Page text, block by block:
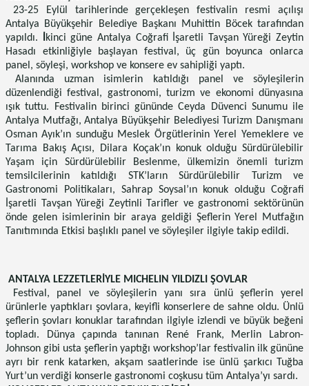
23-25 Eylül tarihlerinde gerçekleşen festivalin resmi açılışı
Antalya Büyükşehir Belediye Başkanı Muhittin Böcek tarafından
yapıldı.
kinci güne Antalya Coğrafi İşaretli Tavşan Yüreği Zeytin
Hasadı etkinliğiyle başlayan festival, üç gün boyunca onlarca
panel, söyleşi, workshop ve konsere ev sahipliği yaptı.
Alanında uzman isimlerin katıldığı panel ve söyleşilerin
düzenlendiği festival, gastronomi, turizm ve ekonomi dünyasına
ışık tuttu. Festivalin birinci gününde Ceyda Düvenci Sunumu ile
Antalya Mutfağı, Antalya Büyükşehir Belediyesi Turizm Danışmanı
Osman Ayık’ın sunduğu Meslek Örgütlerinin Yerel Yemeklere ve
Tarıma Bakış Açısı, Dilara Koçak’ın konuk olduğu Sürdürülebilir
Yaşam için Sürdürülebilir Beslenme, ülkemizin önemli turizm
temsilcilerinin katıldığı STK’ların Sürdürülebilir Turizm ve
Gastronomi Politikaları, Sahrap Soysal’ın konuk olduğu Coğrafi
İşaretli Tavşan Yüreği Zeytinli Tarifler ve gastronomi sektörünün
önde gelen isimlerinin bir araya geldiği Şeflerin Yerel Mutfağın
Tanıtımında Etkisi başlıklı panel ve söyleşiler ilgiyle takip edildi.
ANTALYA LEZZETLERİYLE MICHELIN YILDIZLI ŞOVLAR
Festival, panel ve söyleşilerin yanı sıra ünlü şeflerin yerel
ürünlerle yaptıkları şovlara, keyifli konserlere de sahne oldu. Ünlü
şeflerin şovları konuklar tarafından ilgiyle izlendi ve büyük beğeni
topladı. Dünya çapında tanınan René Frank, Merlin Labron-
Johnson gibi usta şeflerin yaptığı workshop’lar festivalin ilk gününe
ayrı bir renk katarken, akşam saatlerinde ise ünlü şarkıcı Tuğba
Yurt’un verdiği konserle gastronomi coşkusu tüm Antalya’yı sardı.